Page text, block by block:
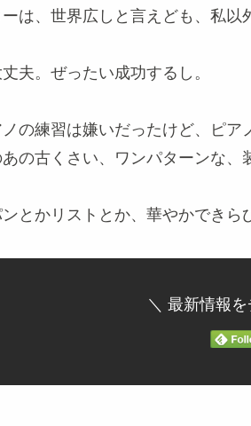
は、世界広しと言えども、私以
夫。ぜったい成功するし。
の練習は嫌いだったけど、ピア
の古くさい、ワンパターンな
とかリストとか、華やかできら
＼ 最新情報